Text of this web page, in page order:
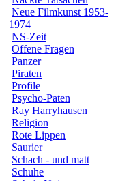
Neue Filmkunst 1953-
1974
NS-Zeit
Offene Fragen
Panzer
Piraten
Profile
Psycho-Paten
Ray Harryhausen
Religion
Rote Lippen
Saurier
Schach - und matt
Schuhe